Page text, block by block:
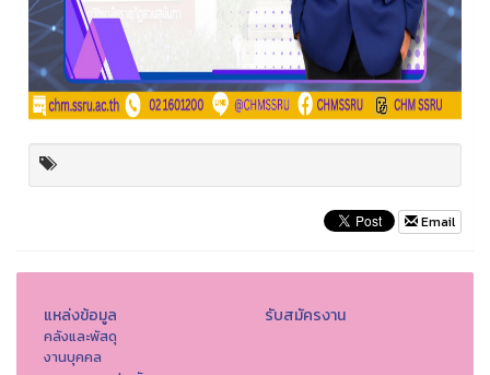
Email
แหล่งข้อมูล
คลังและพัสดุ
งานบุคคล
รับสมัครงาน